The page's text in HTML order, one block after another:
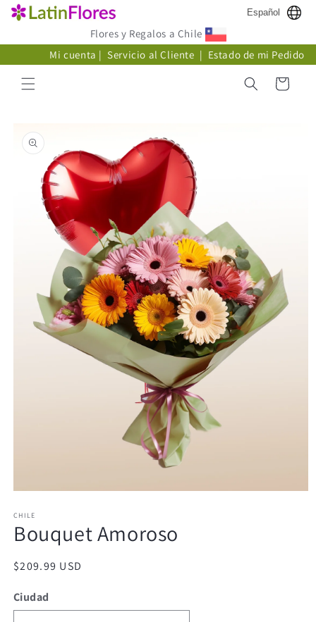
directamente
Español
Flores y Regalos a Chile
Mi cuenta | Servicio al Cliente | Estado de mi Pedido
Carrito
información
del producto
multimedia
1
en
ventana
modal
CHILE
Bouquet Amoroso
Precio
$209.99 USD
Ciudad